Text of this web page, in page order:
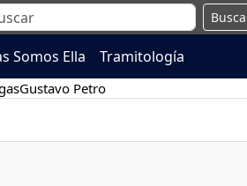
Somos Ella Tramitología
Gustavo Petro